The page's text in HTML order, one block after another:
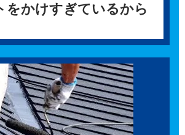
をかけすぎているから